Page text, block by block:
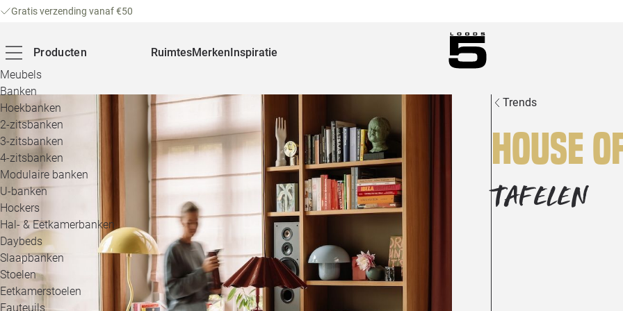
Gratis verzending vanaf €50
Producten
Meubels
Banken
Hoekbanken
2-zitsbanken
3-zitsbanken
4-zitsbanken
Modulaire banken
U-banken
Hockers
Hal- & Eetkamerbanken
Daybeds
Slaapbanken
Stoelen
Eetkamerstoelen
Fauteuils
RuimtesMerkenInspiratie
Trends
House
TAFELEN